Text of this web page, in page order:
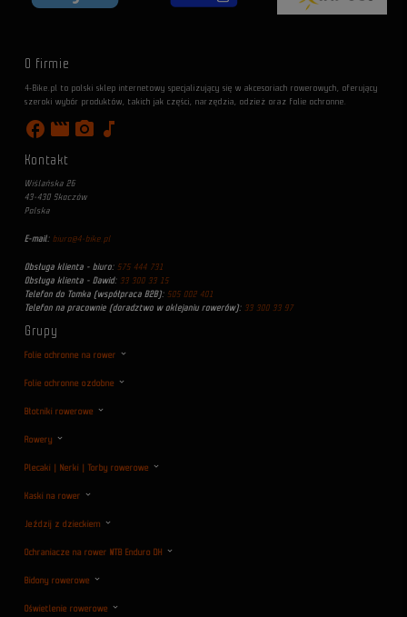
O firmie
4-Bike.pl to polski sklep internetowy specjalizujący się w akcesoriach rowerowych, oferujący
szeroki wybór produktów, takich jak części, narzędzia, odzież oraz folie ochronne.
facebook movie photo_camera music_note
Kontakt
Wiślańska 26
43-430 Skoczów
Polska
E-mail: biuro@4-bike.pl
Obsługa klienta - biuro: 575 444 731
Obsługa klienta - Dawid: 33 300 33 15
Telefon do Tomka (współpraca B2B): 505 002 401
Telefon na pracownie (doradztwo w oklejaniu rowerów): 33 300 33 97
Grupy
Folie ochronne na rower
Folie ochronne ozdobne
Błotniki rowerowe
Rowery
Plecaki | Nerki | Torby rowerowe
Kaski na rower
Jeździj z dzieckiem
Ochraniacze na rower MTB Enduro DH
Bidony rowerowe
Oświetlenie rowerowe